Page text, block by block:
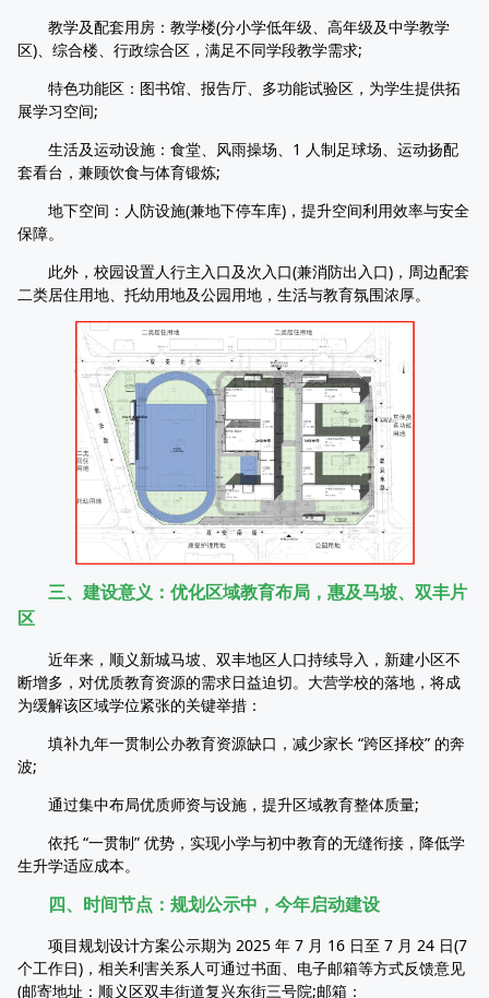
教学及配套用房：教学楼(分小学低年级、高年级及中学教学
区)、综合楼、行政综合区，满足不同学段教学需求;
特色功能区：图书馆、报告厅、多功能试验区，为学生提供拓
展学习空间;
生活及运动设施：食堂、风雨操场、1 人制足球场、运动扬配
套看台，兼顾饮食与体育锻炼;
地下空间：人防设施(兼地下停车库)，提升空间利用效率与安全
保障。
此外，校园设置人行主入口及次入口(兼消防出入口)，周边配套
二类居住用地、托幼用地及公园用地，生活与教育氛围浓厚。
三、建设意义：优化区域教育布局，惠及马坡、双丰片
区
近年来，顺义新城马坡、双丰地区人口持续导入，新建小区不
断增多，对优质教育资源的需求日益迫切。大营学校的落地，将成
为缓解该区域学位紧张的关键举措：
填补九年一贯制公办教育资源缺口，减少家长 “跨区择校” 的奔
波;
通过集中布局优质师资与设施，提升区域教育整体质量;
依托 “一贯制” 优势，实现小学与初中教育的无缝衔接，降低学
生升学适应成本。
四、时间节点：规划公示中，今年启动建设
项目规划设计方案公示期为 2025 年 7 月 16 日至 7 月 24 日(7
个工作日)，相关利害关系人可通过书面、电子邮箱等方式反馈意见
(邮寄地址：顺义区双丰街道复兴东街三号院;邮箱：